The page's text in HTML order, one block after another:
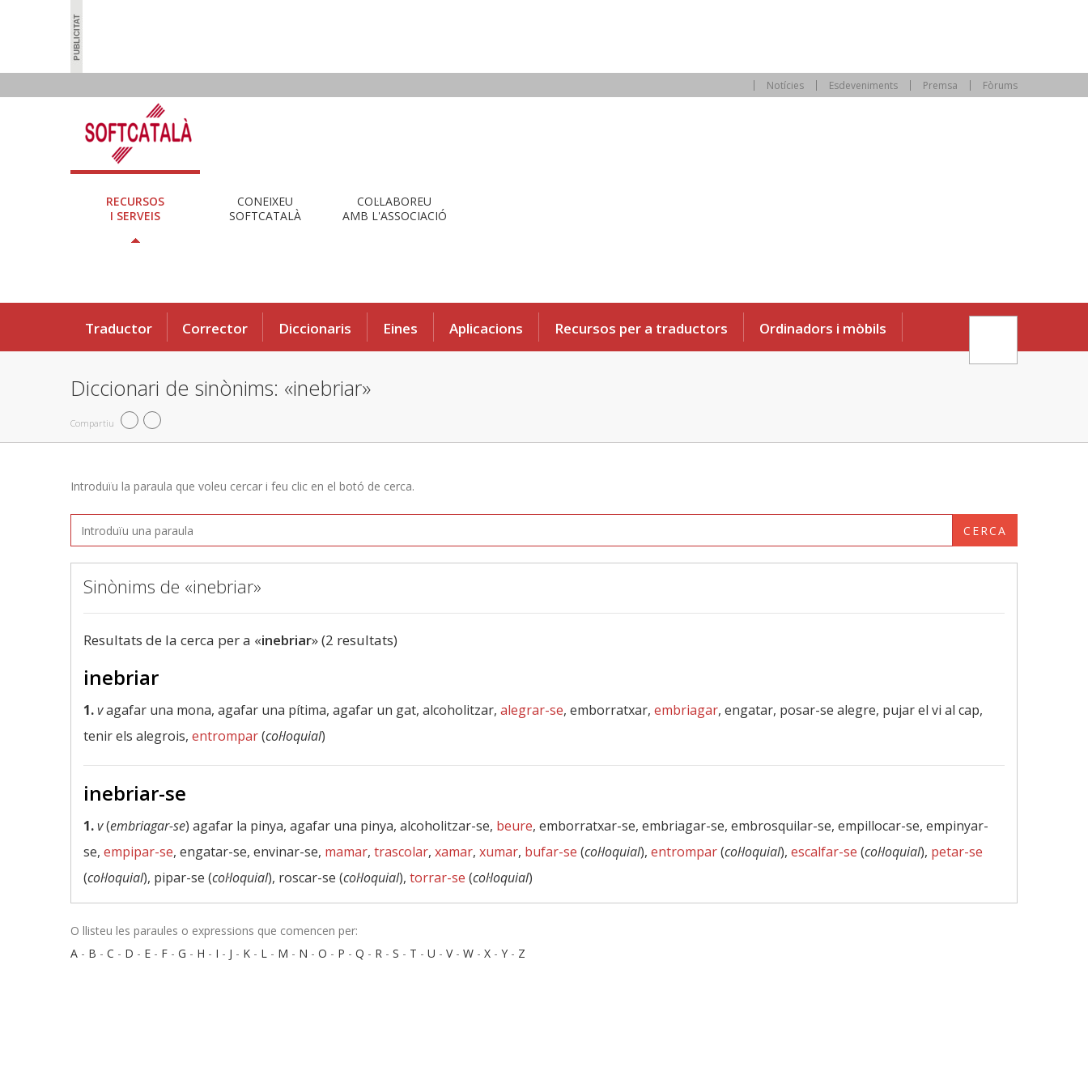
Notícies Esdeveniments Premsa Fòrums
RECURSOS
I SERVEIS
CONEIXEU
SOFTCATALÀ
COL·LABOREU
AMB L'ASSOCIACIÓ
Traductor Corrector Diccionaris Eines Aplicacions Recursos per a traductors Ordinadors i mòbils
Diccionari de sinònims: «inebriar»
Compartiu
Introduïu la paraula que voleu cercar i feu clic en el botó de cerca.
CERCA
Sinònims de «inebriar»
Resultats de la cerca per a «inebriar» (2 resultats)
inebriar
1.vagafar una mona, agafar una pítima, agafar un gat, alcoholitzar, alegrar-se, emborratxar, embriagar, engatar, posar-se alegre, pujar el vi al cap,
tenir els alegrois, entrompar(col·loquial)
inebriar-se
1.v(embriagar-se) agafar la pinya, agafar una pinya, alcoholitzar-se, beure, emborratxar-se, embriagar-se, embrosquilar-se, empillocar-se, empinyar-
se, empipar-se, engatar-se, envinar-se, mamar, trascolar, xamar, xumar, bufar-se (col·loquial), entrompar(col·loquial), escalfar-se (col·loquial), petar-se
(col·loquial), pipar-se (col·loquial), roscar-se (col·loquial), torrar-se (col·loquial)
O llisteu les paraules o expressions que comencen per:
A - B - C - D - E - F - G - H - I - J - K - L - M - N - O - P - Q - R - S - T - U - V- W - X - Y - Z